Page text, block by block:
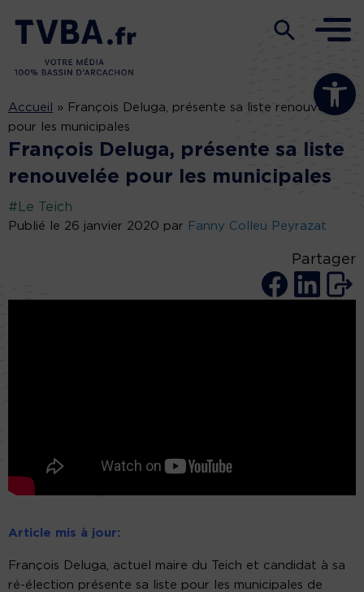
Ouvrir la
Accueil » François Deluga, présente sa liste renouvelée
pour les municipales
François Deluga, présente sa liste
renouvelée pour les municipales
#Le Teich
Publié le 26 janvier 2020 par Fanny Colleu Peyrazat
Partager
Article mis à jour:
François Deluga, actuel maire du Teich et candidat à sa
ré-élection présente sa liste pour les municipales de